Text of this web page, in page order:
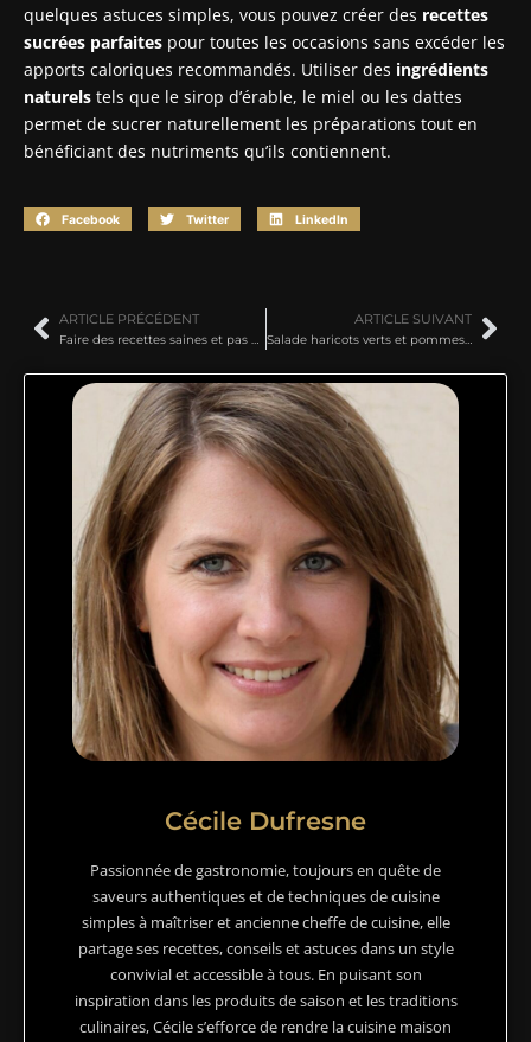
quelques astuces simples, vous pouvez créer des recettes
sucrées parfaites pour toutes les occasions sans excéder les
apports caloriques recommandés. Utiliser des ingrédients
naturels tels que le sirop d’érable, le miel ou les dattes
permet de sucrer naturellement les préparations tout en
bénéficiant des nutriments qu’ils contiennent.
Facebook Twitter LinkedIn
ARTICLE PRÉCÉDENT ARTICLE SUIVANT
Salade haricots verts et pommes de terre au saucisson sec : comment réussir cette évasion savoureuse ?
Cécile Dufresne
Passionnée de gastronomie, toujours en quête de
saveurs authentiques et de techniques de cuisine
simples à maîtriser et ancienne cheffe de cuisine, elle
partage ses recettes, conseils et astuces dans un style
convivial et accessible à tous. En puisant son
inspiration dans les produits de saison et les traditions
culinaires, Cécile s’efforce de rendre la cuisine maison